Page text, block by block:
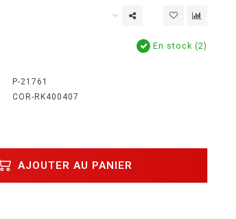
En stock (2)
P-21761
COR-RK400407
AJOUTER AU PANIER